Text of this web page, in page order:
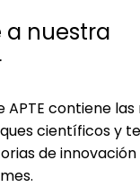
a nuestra
APTE contiene
científicos y
de